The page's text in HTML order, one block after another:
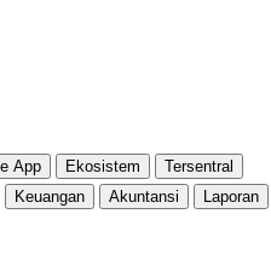
App Ekosistem
Tersentral
Keuangan Akuntansi Laporan